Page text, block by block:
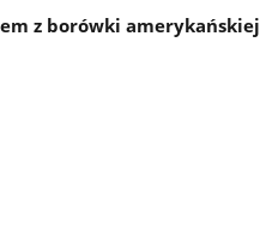
z borówki amerykańskiej